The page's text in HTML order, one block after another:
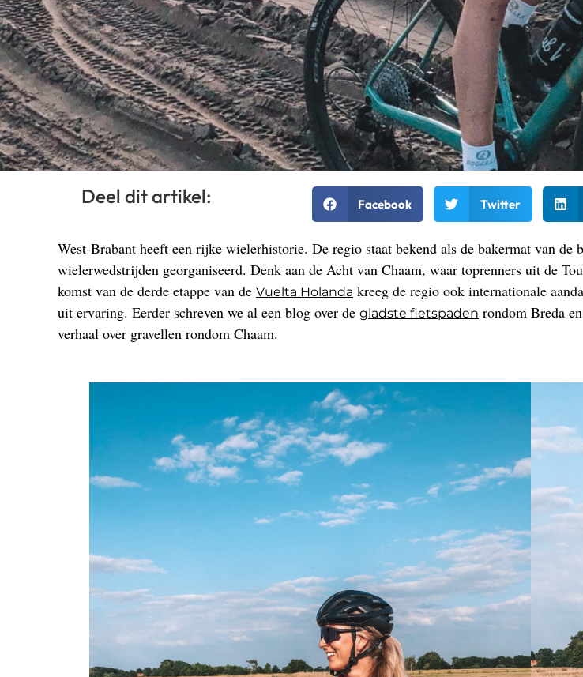
Deel dit artikel: Facebook Twitter
West-Brabant heeft een rijke wielerhistorie. De regio staat bekend als de bakermat van de
wielerwedstrijden georganiseerd. Denk aan de Acht van Chaam, waar toprenners uit de
komst van de derde etappe van de Vuelta Holanda kreeg de regio ook internationale
uit ervaring. Eerder schreven we al een blog over de gladste fietspaden rondom Breda
verhaal over gravellen rondom Chaam.